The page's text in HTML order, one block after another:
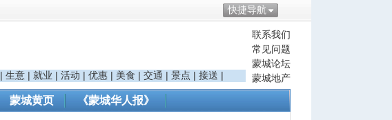
快捷导航
联系我们
常见问题
蒙城论坛
蒙城地产
| 生意 | 就业 | 活动 | 优惠 | 美食 | 交通 | 景点 | 接送 |
蒙城黄页 《蒙城华人报》